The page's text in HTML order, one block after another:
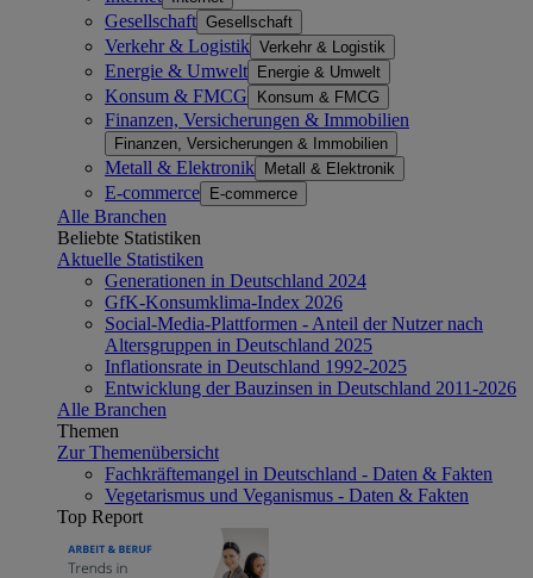
Gesellschaft Gesellschaft
Verkehr & Logistik Verkehr & Logistik
Energie & Umwelt Energie & Umwelt
Konsum & FMCG Konsum & FMCG
Finanzen, Versicherungen & Immobilien
Finanzen, Versicherungen & Immobilien
Metall & Elektronik Metall & Elektronik
E-commerce E-commerce
Alle Branchen
Beliebte Statistiken
Aktuelle Statistiken
Generationen in Deutschland 2024
GfK-Konsumklima-Index 2026
Social-Media-Plattformen - Anteil der Nutzer nach
Altersgruppen in Deutschland 2025
Inflationsrate in Deutschland 1992-2025
Entwicklung der Bauzinsen in Deutschland 2011-2026
Alle Branchen
Themen
Zur Themenübersicht
Fachkräftemangel in Deutschland - Daten & Fakten
Vegetarismus und Veganismus - Daten & Fakten
Top Report